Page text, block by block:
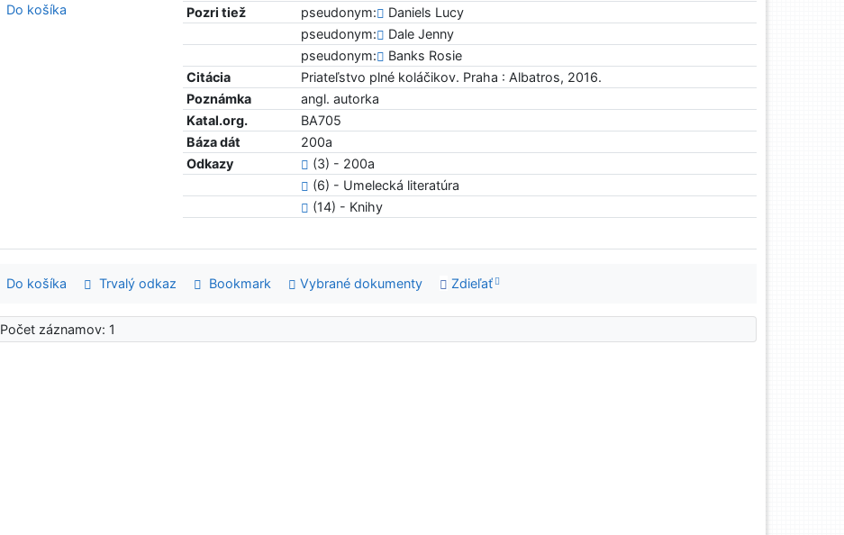
Pozri tiež
pseudonym:
Daniels Lucy
pseudonym:
Dale Jenny
pseudonym:
Banks Rosie
Citácia
Priateľstvo plné koláčikov. Praha : Albatros, 2016.
Poznámka
angl. autorka
Katal.org.
BA705
Báza dát
200a
Odkazy
(3) - 200a
(6) - Umelecká literatúra
(14) - Knihy
Do košíka
Do košíka Trvalý odkaz Bookmark Vybrané dokumenty Zdieľať
Počet záznamov: 1